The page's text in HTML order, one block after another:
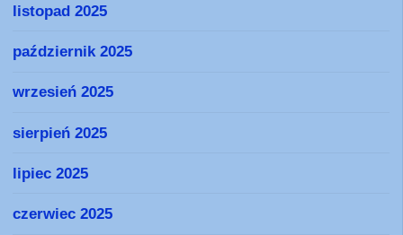
listopad 2025
październik 2025
wrzesień 2025
sierpień 2025
lipiec 2025
czerwiec 2025